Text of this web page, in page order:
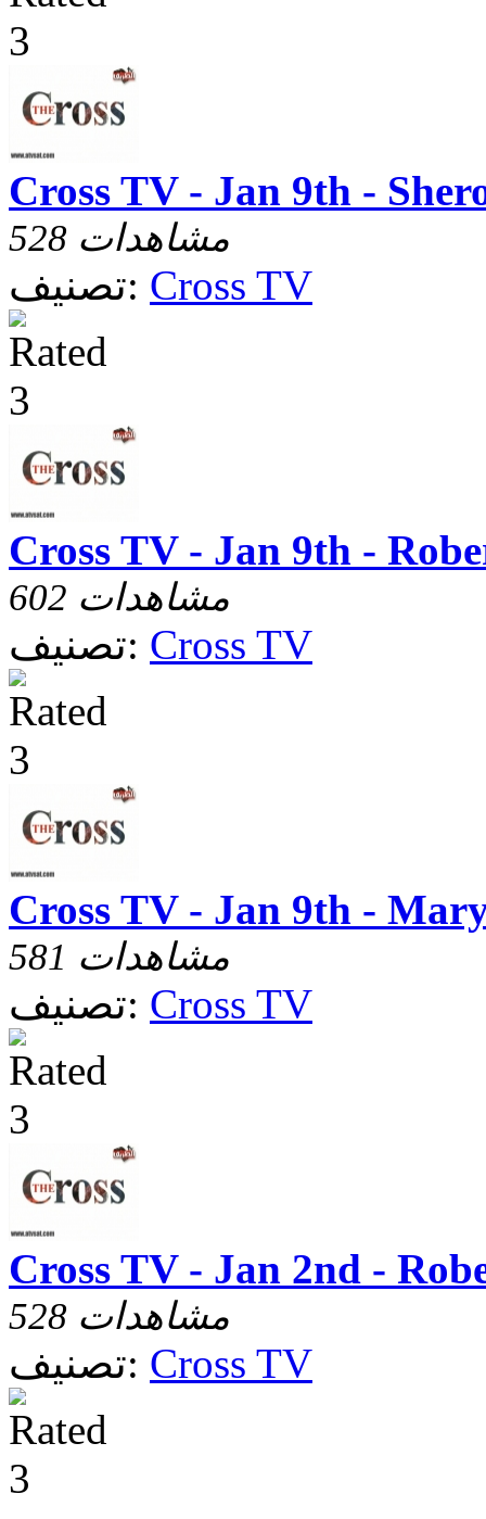
Cross TV - Jan 9th -
528 مشاهدات
تصنيف: Cross TV
Cross TV - Jan 9th -
602 مشاهدات
تصنيف: Cross TV
Cross TV - Jan 9th -
581 مشاهدات
تصنيف: Cross TV
Cross TV - Jan 2nd -
528 مشاهدات
تصنيف: Cross TV